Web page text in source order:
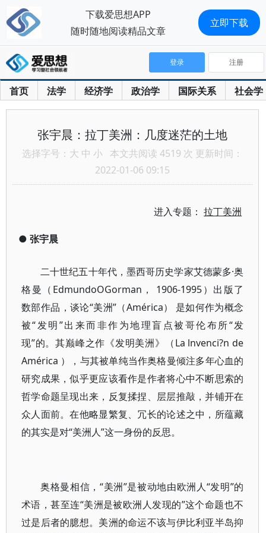
首页 法学 经济学 政治学 国际关系 社会学
登录 注册
张宇晨：拉丁美洲：几度迷茫的土地
选择字号： 大 中 小 本文共阅读 4519 次 更新时间：
2022-01-06 09:15
进入专题：拉丁美洲
● 张宇晨
二十世纪五十年代，墨西哥历史学家艾德蒙多·奥
格曼（EdmundoOGorman， 1906-1995）出版了
数部作品，谈论“美洲”（América） 是如何作为概念
被“发明”出来而非作为地理盲点被哥伦布所“发
现”的。其巅峰之作《发明美洲》（La lnvenci?n de
América ），与其被单纯当作奥格曼倾注多年心血的
研究成果，似乎更应该看作是作者将心中不断思索的
哲学命题呈现出来，反复揉捏、层层推敲，并铺开在
众人面前。在他略显繁复、冗长的论述之中，所蕴藏
的其实是对“美洲人”这一身份的反思。
奥格曼相信，“美洲”是被动地由欧洲人“发明”的
术语，甚至连“美洲是被欧洲人发现的”这个命题也不
过是后者的臆想。美洲的命运不该与伊比利亚半岛抑
下载爱思想APP
随时随地阅读精品文章
立即下载